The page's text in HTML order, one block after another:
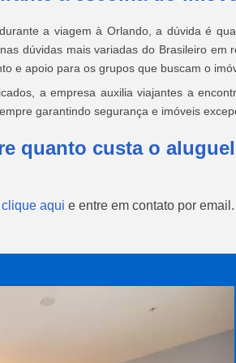
a viagem à Orlando, a dúvida é
dúvidas mais variadas do Brasileiro em
e apoio para os grupos que buscam o
a empresa auxilia viajantes a
garantindo segurança e imóveis
quanto custa o
clique aqui e entre em contato por email.